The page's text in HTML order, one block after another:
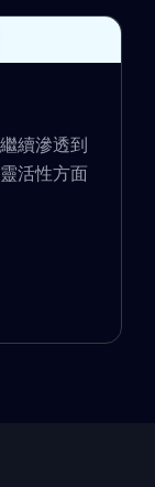
續滲透到
活性方面